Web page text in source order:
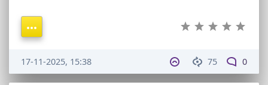
75 0
17-11-2025, 15:38